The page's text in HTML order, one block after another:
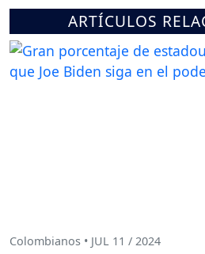
ARTÍCULOS
Colombianos • JUL 11 / 2024